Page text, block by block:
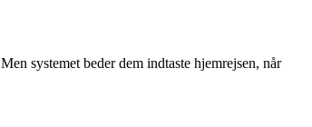
systemet beder dem indtaste hjemrejsen, når